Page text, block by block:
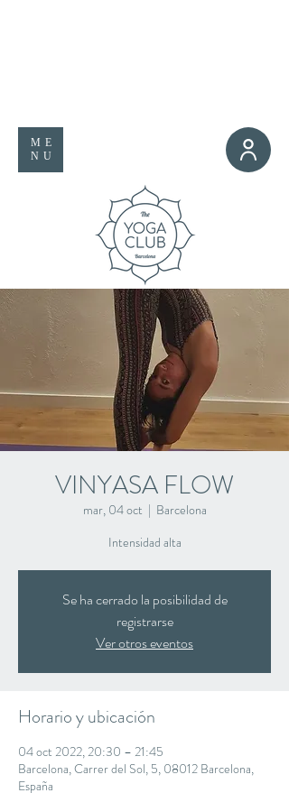
ME
NU
VINYASA FLOW
mar, 04 oct
  |
Barcelona
Intensidad alta
Se ha cerrado la posibilidad de
registrarse
Ver otros eventos
Horario y ubicación
04 oct 2022, 20:30 – 21:45
Barcelona, Carrer del Sol, 5, 08012 Barcelona,
España